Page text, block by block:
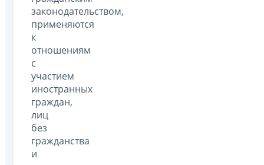
законодательством,
применяются
к
отношениям
с
участием
иностранных
граждан,
лиц
без
гражданства
и